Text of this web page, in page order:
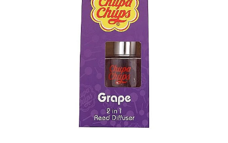
Servetele Umede & Uscate